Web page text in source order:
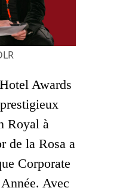
Awards
Royal à
de la Rosa a
Corporate
. Avec